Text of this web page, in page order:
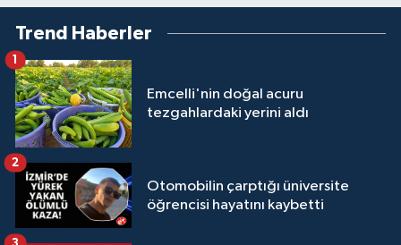
Trend Haberler
Emcelli'nin doğal acuru
tezgahlardaki yerini aldı
1
Otomobilin çarptığı üniversite
öğrencisi hayatını kaybetti
2